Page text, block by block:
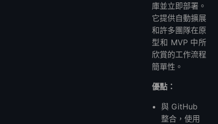
庫並立即部署。
它提供自動擴展
和許多團隊在原
型和 MVP 中所
欣賞的工作流程
簡單性。
優點：
與 GitHub
整合，使用